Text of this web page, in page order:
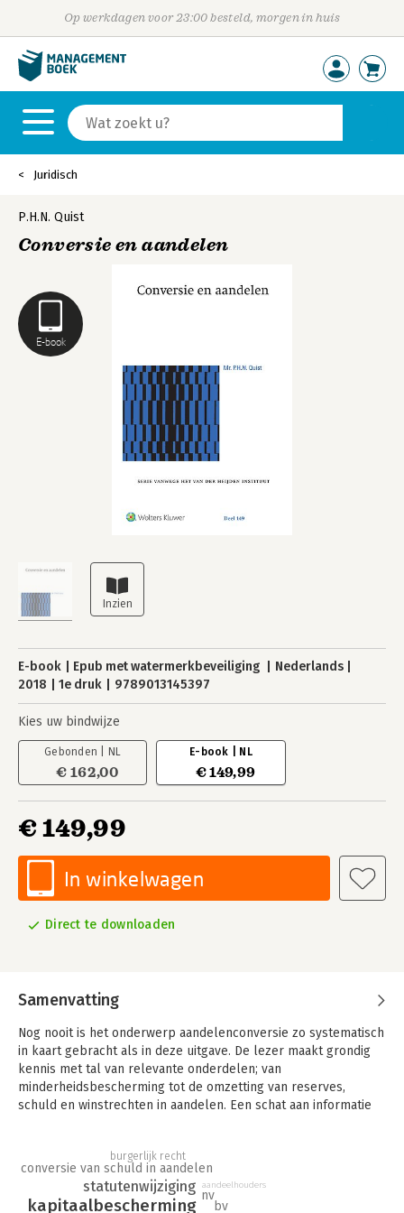
Op werkdagen voor 23:00 besteld, morgen in huis
Juridisch
E-book
P.H.N. Quist
Conversie en aandelen
E-book Epub met watermerkbeveiliging
Nederlands
2018
1e druk 9789013145397
Kies uw bindwijze
Gebonden | NL
€ 162,00
E-book | NL
€ 149,99
€ 149,99
In winkelwagen
Direct te downloaden
Samenvatting
Nog nooit is het onderwerp aandelenconversie zo systematisch
in kaart gebracht als in deze uitgave. De lezer maakt grondig
kennis met tal van relevante onderdelen; van
minderheidsbescherming tot de omzetting van reserves,
schuld en winstrechten in aandelen. Een schat aan informatie
Aandelenconversie is aan de orde van de dag. Hierbij
transformeert een aandeel in aandelen van een andere soort
of aanduiding, of met een andere nominale waarde. Ook
kapitaalbescherming
statutenwijziging
nv
bv
conversie van schuld in aandelen
burgerlijk recht
aandeelhouders